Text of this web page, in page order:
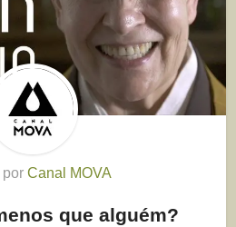
por Canal MOVA
que alguém?